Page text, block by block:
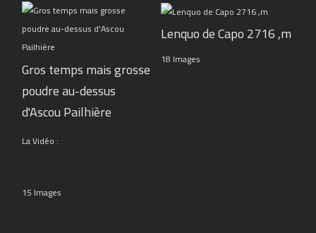
Gros temps mais grosse
poudre au-dessus
d'Ascou Pailhière
La Vidéo :
15 Images
Lenquo de Capo 2716 ,m
18 Images